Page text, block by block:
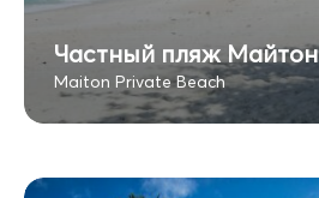
Частный пляж Майтон
Maiton Private Beach